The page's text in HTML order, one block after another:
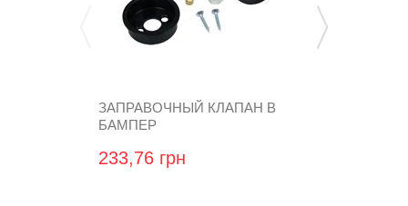
ЗАПРАВОЧНЫЙ КЛАПАН В
БАМПЕР
233,76 грн